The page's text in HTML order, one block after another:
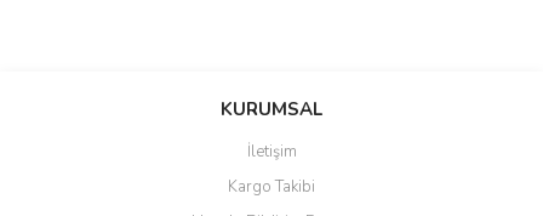
Bu ürüne ilk yorumu siz yapın!
Ürün resmi kalitesiz, bozuk veya görüntülenemiyor.
KURUMSAL
İletişim
Kargo Takibi